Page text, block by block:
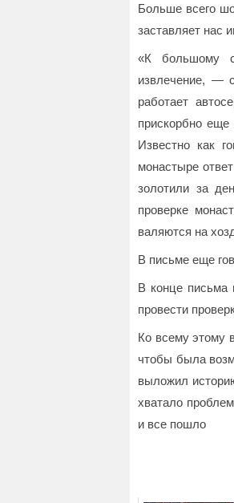
Больше всего
заставляет нас
«К большому
извлечение, —
работает
прискорбно еще
Известно как
монастыре
золотили за
проверке
валяются на
В письме еще
В конце письма
провести
Ко всему этому
чтобы была
выложил
хватало
и все пошло